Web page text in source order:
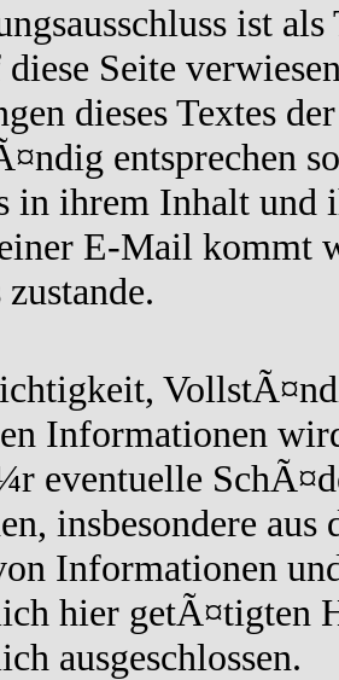
ist
diese Seite
dieses Textes
entsprechen
in ihrem Inhalt
E-Mail kommt
Informationen
eventuelle
insbesondere
Informationen
hier getÃ¤tigten
ausgeschlossen.